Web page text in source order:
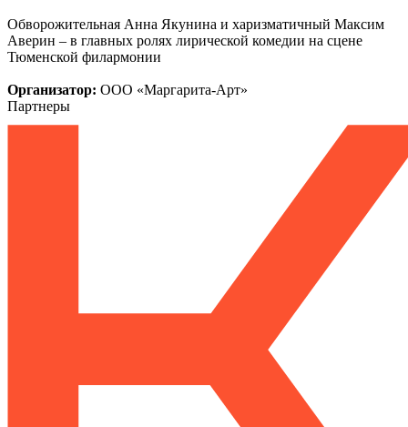
Обворожительная Анна Якунина и харизматичный Максим
Аверин – в главных ролях лирической комедии на сцене
Тюменской филармонии
Организатор: ООО «Маргарита-Арт»
Партнеры